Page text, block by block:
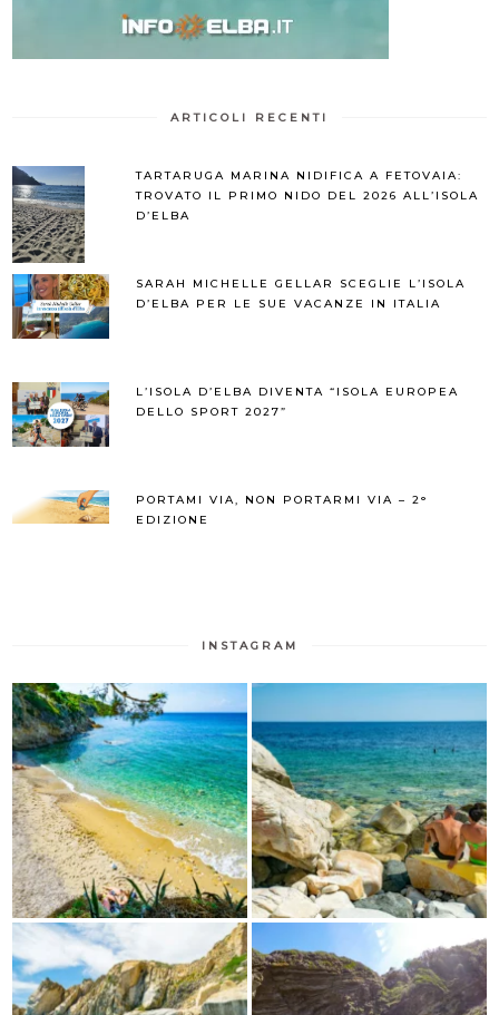
ARTICOLI RECENTI
TARTARUGA MARINA NIDIFICA A FETOVAIA:
TROVATO IL PRIMO NIDO DEL 2026 ALL’ISOLA
D’ELBA
SARAH MICHELLE GELLAR SCEGLIE L’ISOLA
D’ELBA PER LE SUE VACANZE IN ITALIA
L’ISOLA D’ELBA DIVENTA “ISOLA EUROPEA
DELLO SPORT 2027”
PORTAMI VIA, NON PORTARMI VIA – 2°
EDIZIONE
INSTAGRAM